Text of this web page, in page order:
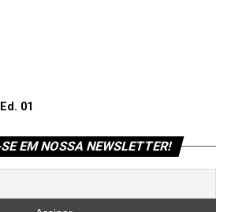
01
EM NOSSA NEWSLETTER!